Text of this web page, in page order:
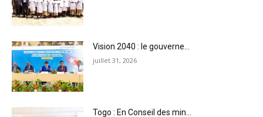
Vision 2040 : le gouverne...
juillet 31, 2026
Togo : En Conseil des min...